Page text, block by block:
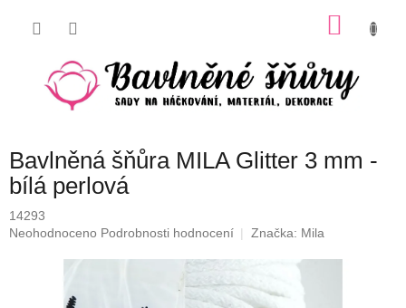
Bavlněná šňůra MILA Glitter 3 mm -
bílá perlová
14293
Průměrné
Neohodnoceno Podrobnosti hodnocení Značka: Mila